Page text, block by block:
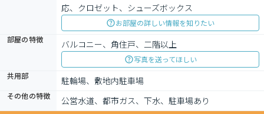
応、クロゼット、シューズボックス
お部屋の詳しい情報を知りたい
部屋の特徴
バルコニー、角住戸、二階以上
写真を送ってほしい
共用部
駐輪場、敷地内駐車場
その他の特徴
公営水道、都市ガス、下水、駐車場あり